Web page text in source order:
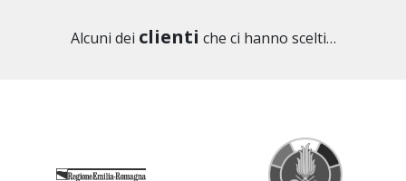
Alcuni dei clienti che ci hanno scelti…